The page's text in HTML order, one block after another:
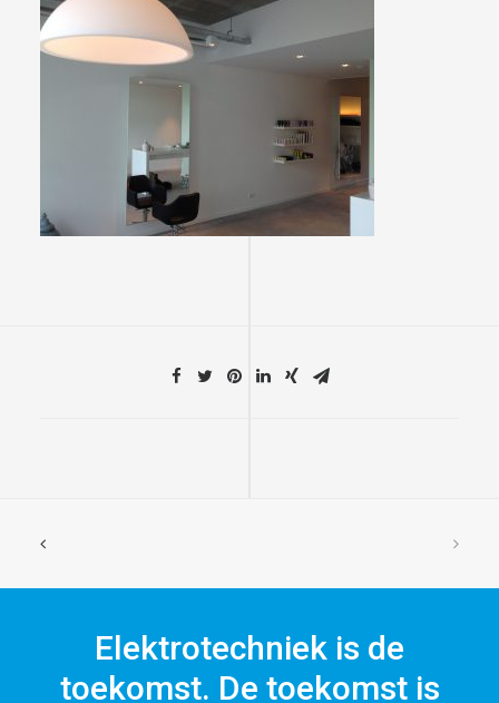
Elektrotechniek is de
toekomst. De toekomst is